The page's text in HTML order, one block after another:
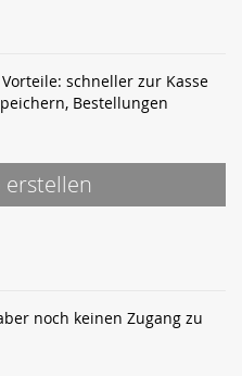
schneller zur Kasse
Bestellungen
erstellen
noch keinen Zugang zu